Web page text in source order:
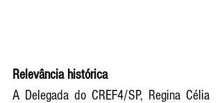
Relevância histórica
A Delegada do CREF4/SP, Regina Célia